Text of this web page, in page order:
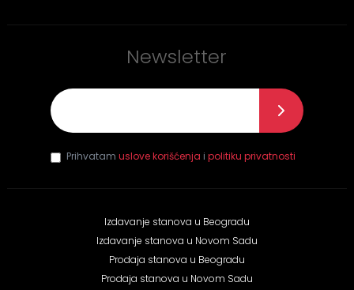
Newsletter
Prihvatam uslove korišćenja i politiku privatnosti
Izdavanje stanova u Beogradu
Izdavanje stanova u Novom Sadu
Prodaja stanova u Beogradu
Prodaja stanova u Novom Sadu